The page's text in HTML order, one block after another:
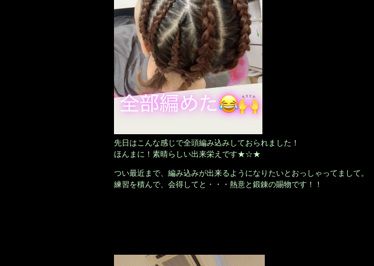
先日はこんな感じで全頭編み込みしておられました！
ほんまに！素晴らしい出来栄えです★☆★
つい最近まで、編み込みが出来るようになりたいとおっしゃってまして。
練習を積んで、会得してと・・・熱意と鍛錬の賜物です！！